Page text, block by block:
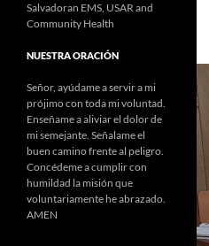
Salvadoran EMS, USAR and
Community Health
NUESTRA ORACIÓN
Señor, ayúdame a servir a mi
prójimo con toda mi voluntad.
Enseñame a aliviar el dolor de
mi semejante. Señalame el
buen camino frente al peligro.
Concédeme a cumplir con
humildad la misión que
voluntariamente he abrazado.
AMEN